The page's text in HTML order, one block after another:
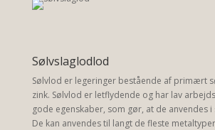
Sølvslaglodlod
Sølvlod er legeringer bestående af primært
zink. Sølvlod er letflydende og har lav
gode egenskaber, som gør, at de anvendes
De kan anvendes til langt de fleste